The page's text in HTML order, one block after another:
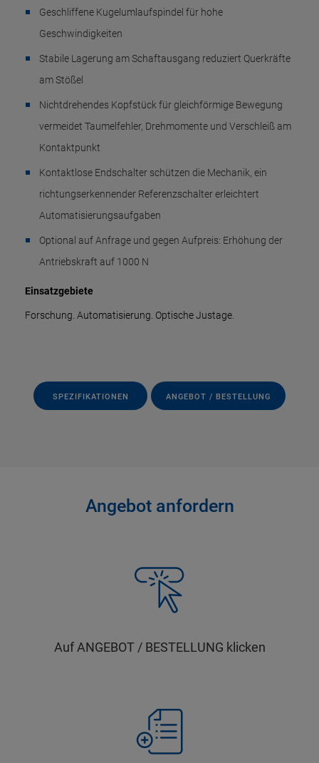
Geschliffene Kugelumlaufspindel für hohe
Geschwindigkeiten
Stabile Lagerung am Schaftausgang reduziert Querkräfte
am Stößel
Nichtdrehendes Kopfstück für gleichförmige Bewegung
vermeidet Taumelfehler, Drehmomente und Verschleiß am
Kontaktpunkt
Kontaktlose Endschalter schützen die Mechanik, ein
richtungserkennender Referenzschalter erleichtert
Automatisierungsaufgaben
Optional auf Anfrage und gegen Aufpreis: Erhöhung der
Antriebskraft auf 1000 N
Einsatzgebiete
Forschung. Automatisierung. Optische Justage.
SPEZIFIKATIONEN ANGEBOT / BESTELLUNG
Angebot anfordern
Auf ANGEBOT / BESTELLUNG klicken